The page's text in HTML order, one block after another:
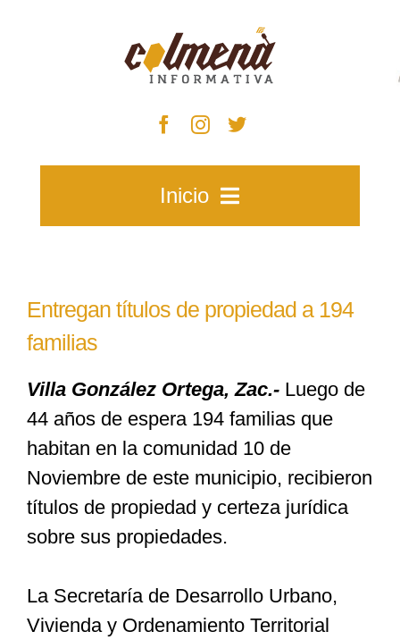
Inicio
Municipios
Especiales
Nacional
Entregan títulos de propiedad a 194
familias
Villa González Ortega, Zac.- Luego de
44 años de espera 194 familias que
habitan en la comunidad 10 de
Noviembre de este municipio, recibieron
títulos de propiedad y certeza jurídica
sobre sus propiedades.
La Secretaría de Desarrollo Urbano,
Vivienda y Ordenamiento Territorial